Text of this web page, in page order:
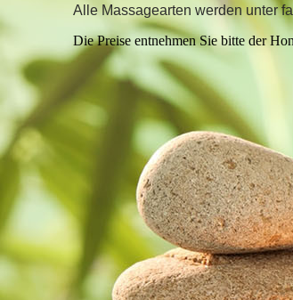
Alle Massagearten werden unter
Die Preise entnehmen Sie bitte der